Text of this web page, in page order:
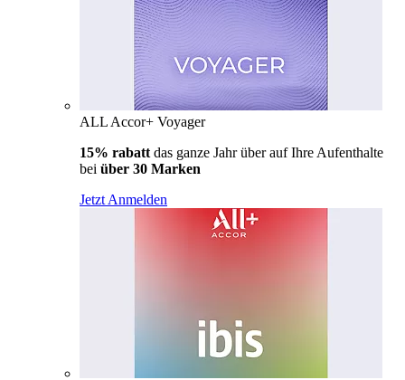
ALL Accor+ Voyager
15% rabatt das ganze Jahr über auf Ihre Aufenthalte
bei über 30 Marken
Jetzt Anmelden